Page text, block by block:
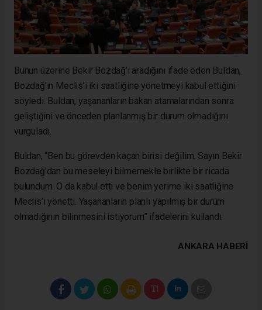
Bunun üzerine Bekir Bozdağ’ı aradığını ifade eden Buldan,
Bozdağ’ın Meclis’i iki saatliğine yönetmeyi kabul ettiğini
söyledi. Buldan, yaşananların bakan atamalarından sonra
geliştiğini ve önceden planlanmış bir durum olmadığını
vurguladı.
Buldan, “Ben bu görevden kaçan birisi değilim. Sayın Bekir
Bozdağ’dan bu meseleyi bilmemekle birlikte bir ricada
bulundum. O da kabul etti ve benim yerime iki saatliğine
Meclis’i yönetti. Yaşananların planlı yapılmış bir durum
olmadığının bilinmesini istiyorum” ifadelerini kullandı.
ANKARA HABERİ